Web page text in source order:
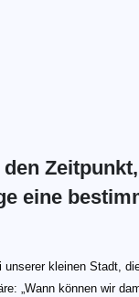
eine
unserer kleinen Stadt,
„Wann können wir
=